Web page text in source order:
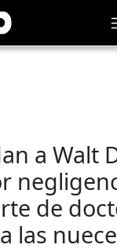
a Walt
de
las